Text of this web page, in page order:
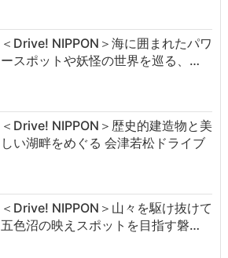
＜Drive! NIPPON＞海に囲まれたパワ
ースポットや妖怪の世界を巡る、…
＜Drive! NIPPON＞歴史的建造物と美
しい湖畔をめぐる 会津若松ドライブ
＜Drive! NIPPON＞山々を駆け抜けて
五色沼の映えスポットを目指す磐…